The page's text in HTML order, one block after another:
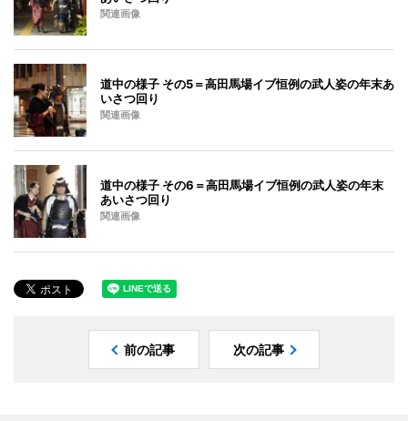
関連画像
道中の様子 その5＝高田馬場イブ恒例の武人姿の年末あ
いさつ回り
関連画像
道中の様子 その6＝高田馬場イブ恒例の武人姿の年末
あいさつ回り
関連画像
前の記事 次の記事